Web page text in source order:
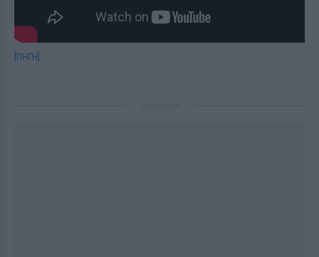
[ΠΗΓΗ]